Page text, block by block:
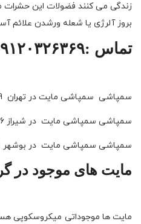
زندگی می کنند فضولات این
بروز آلرژی یا شعله ورشدن علائم
تماس :۰۹۱۲۰۳۲۶۳۶۹
سمپاشی سمپاشی مایت در تهران 09120326369
سمپاشی سمپاشی مایت در شیراز 09179208486
سمپاشی سمپاشی مایت در بوشهر 09175628486
مایت های موجود در
مایت ها موجوداتی میکروسکوپی